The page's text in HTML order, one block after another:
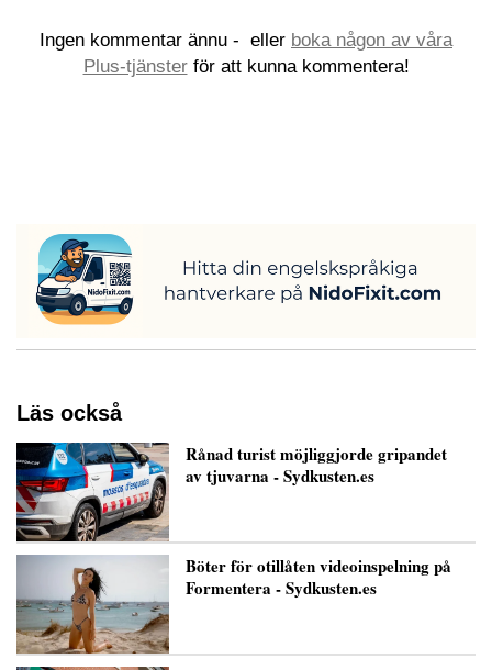
Ingen kommentar ännu - eller boka någon av våra
Plus-tjänsterför att kunna kommentera!